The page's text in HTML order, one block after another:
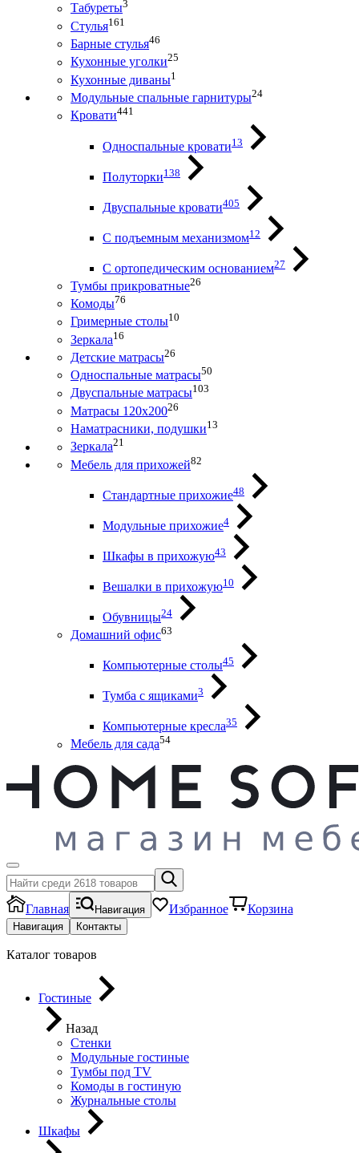
Табуреты3
Стулья161
Барные стулья46
Кухонные уголки25
Кухонные диваны1
Модульные спальные гарнитуры24
Кровати441
Односпальные кровати13
Полуторки138
Двуспальные кровати405
С подъемным механизмом12
С ортопедическим основанием27
Тумбы прикроватные26
Комоды76
Гримерные столы10
Зеркала16
Детские матрасы26
Односпальные матрасы50
Двуспальные матрасы103
Матрасы 120х20026
Наматрасники, подушки13
Зеркала21
Мебель для прихожей82
Стандартные прихожие48
Модульные прихожие4
Шкафы в прихожую43
Вешалки в прихожую10
Обувницы24
Домашний офис63
Компьютерные столы45
Тумба с ящиками3
Компьютерные кресла35
Мебель для сада54
Главная Навигация Избранное Корзина
Навигация Контакты
Каталог товаров
Гостиные
Назад
Стенки
Модульные гостиные
Тумбы под ТV
Комоды в гостиную
Журнальные столы
Шкафы